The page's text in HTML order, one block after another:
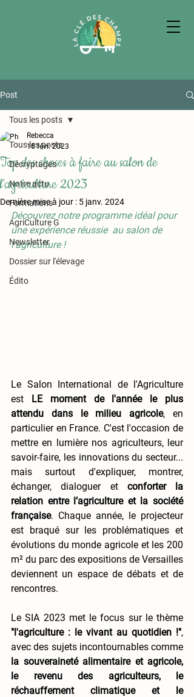
Post
Tous les posts
Décryptages
Notre actu
Formations
AgriCulture G
Newsletter
Dossier sur l'élevage
Édito
Tous les posts
Top des choses à faire au salon de
l'agriculture 2023
Rebecca
16 févr. 2023
Dernière mise à jour : 5 janv. 2024
Découvrez notre programme idéal pour
une expérience réussie  au salon de
l'agriculture !
Le Salon International de l'Agriculture
est LE moment de l'année le plus
attendu dans le milieu agricole, en
particulier en France. C'est l'occasion de
mettre en lumière nos agriculteurs, leur
savoir-faire, les innovations du secteur...
mais surtout d'expliquer, montrer,
échanger, dialoguer et conforter la
relation entre l’agriculture et la société
française. Chaque année, le projecteur
est braqué sur les problématiques et
évolutions du monde agricole et les 200
m² du parc des expositions de Versailles
deviennent un espace de débats et de
rencontres.
Le SIA 2023 met le focus sur le thème
"l'agriculture : le vivant au quotidien !",
la souveraineté alimentaire et agricole,
le revenu des agriculteurs, le
réchauffement climatique et le